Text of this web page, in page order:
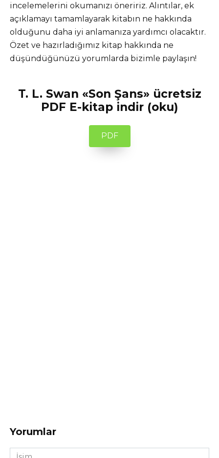
incelemelerini okumanızı öneririz. Alıntılar, ek
açıklamayı tamamlayarak kitabın ne hakkında
olduğunu daha iyi anlamanıza yardımcı olacaktır.
Özet ve hazırladığımız kitap hakkında ne
düşündüğünüzü yorumlarda bizimle paylaşın!
T. L. Swan «Son Şans» ücretsiz
PDF E-kitap indir (oku)
PDF
Yorumlar
İsim